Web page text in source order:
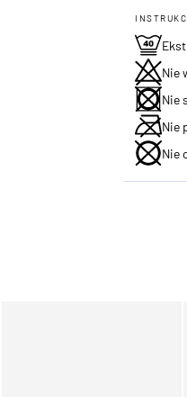
Nie
Nie
Nie
Nie